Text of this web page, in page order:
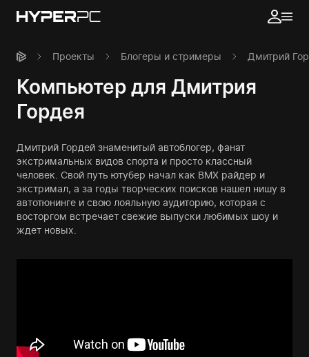
Проекты Блогеры и стримеры Дмитрий
Компьютер для Дмитрия
Гордея
Дмитрий Гордей знаменитый автоблогер, фанат
экстримальных видов спорта и просто классный
человек. Свой путь ютубер начал как BMX райдер и
экстримал, а за годы творческих поисков нашел нишу в
автотюнинге и свою лояльную аудиторию, которая с
восторгом встречает свежие выпуски любимых шоу и
ждет новых.